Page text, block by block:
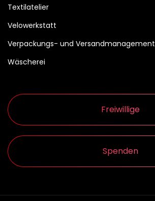
Textilatelier
Velowerkstatt
Verpackungs- und Versandmanagement
Wäscherei
Freiwillige
Spenden